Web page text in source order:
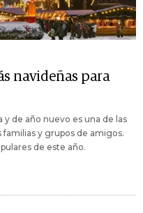
navideñas para
de año nuevo es una de las
familias y grupos de amigos.
de este año.